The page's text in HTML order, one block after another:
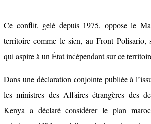
Ce conflit, gelé depuis 1975, oppose le
territoire comme le sien, au Front Polisario,
qui aspire à un État indépendant sur ce
Dans une déclaration conjointe publiée à
les ministres des Affaires étrangères des
Kenya a déclaré considérer le plan